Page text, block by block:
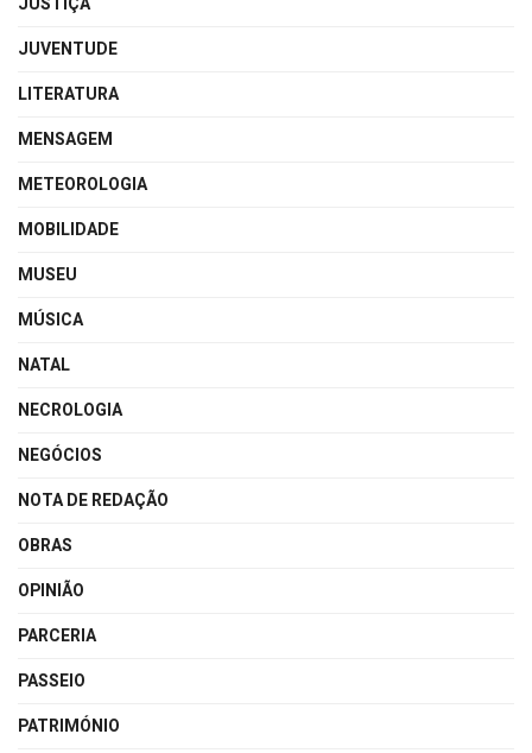
JUVENTUDE
LITERATURA
MENSAGEM
METEOROLOGIA
MOBILIDADE
MUSEU
MÚSICA
NATAL
NECROLOGIA
NEGÓCIOS
NOTA DE REDAÇÃO
OBRAS
OPINIÃO
PARCERIA
PASSEIO
PATRIMÓNIO